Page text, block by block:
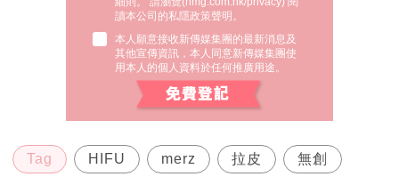
讀本公司的私隱政策聲明。
本人願意接收新傳媒集團的最新消息及
其他宣傳資訊，本人同意新傳媒集團使
用本人的個人資料於任何推廣用途。
Tag HIFU merz 拉皮 無創